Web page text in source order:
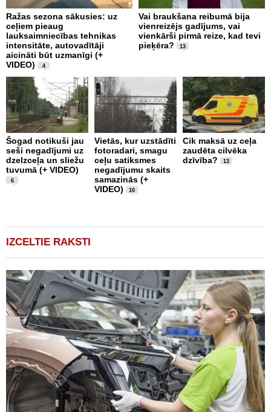
Ražas sezona sākusies: uz
ceļiem pieaug
lauksaimniecības tehnikas
intensitāte, autovadītāji
aicināti būt uzmanīgi (+
VIDEO)
4
Vai braukšana reibumā bija
vienreizējs gadījums, vai
vienkārši pirmā reize, kad tevi
pieķēra?
13
Šogad notikuši jau
seši negadījumi uz
dzelzceļa un sliežu
tuvumā (+ VIDEO)
6
Vietās, kur uzstādīti
fotoradari, smagu
ceļu satiksmes
negadījumu skaits
samazinās (+
VIDEO)
10
Cik maksā uz ceļa
zaudēta cilvēka
dzīvība?
13
IZCELTIE RAKSTI